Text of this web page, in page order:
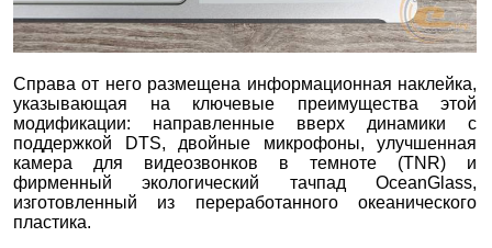
Справа от него размещена информационная наклейка,
указывающая на ключевые преимущества этой
модификации: направленные вверх динамики с
поддержкой DTS, двойные микрофоны, улучшенная
камера для видеозвонков в темноте (TNR) и
фирменный экологический тачпад OceanGlass,
изготовленный из переработанного океанического
пластика.